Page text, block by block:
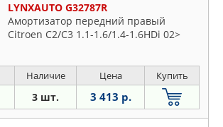
LYNXAUTO G32787R
Амортизатор передний правый
Citroen C2/C3 1.1-1.6/1.4-1.6HDi 02>
Наличие Цена Купить
3 шт. 3 413 р.